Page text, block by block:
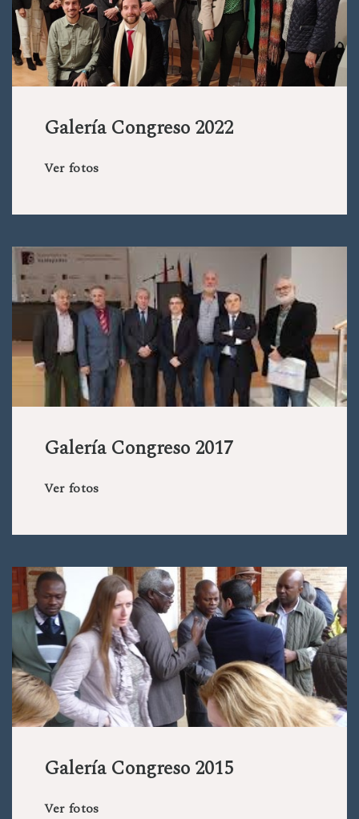
Galería Congreso 2022
Ver fotos
Galería Congreso 2017
Ver fotos
Galería Congreso 2015
Ver fotos